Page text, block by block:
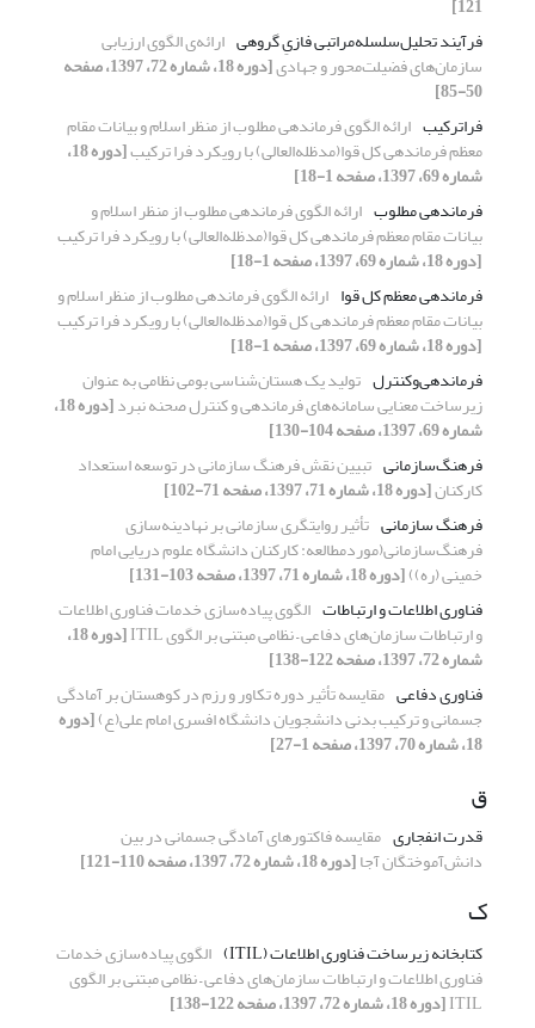
فرآیند تحلیل‌سلسله‌مراتبی فازیِ گروهی ارائه‌ی الگوی ارزیابی
سازمان‌های فضیلت‌محور و جهادی [دوره 18، شماره 72، 1397، صفحه
50-85]
فراترکیب ارائه الگوی فرماندهی مطلوب از منظر اسلام و بیانات مقام
معظم فرماندهی کل قوا(مدظله‌العالی) با رویکرد فرا ترکیب [دوره 18،
شماره 69، 1397، صفحه 1-18]
فرماندهی مطلوب ارائه الگوی فرماندهی مطلوب از منظر اسلام و
بیانات مقام معظم فرماندهی کل قوا(مدظله‌العالی) با رویکرد فرا ترکیب
[دوره 18، شماره 69، 1397، صفحه 1-18]
فرماندهی معظم کل قوا ارائه الگوی فرماندهی مطلوب از منظر اسلام و
بیانات مقام معظم فرماندهی کل قوا(مدظله‌العالی) با رویکرد فرا ترکیب
[دوره 18، شماره 69، 1397، صفحه 1-18]
فرماندهی‌وکنترل تولید یک هستان‌شناسی بومی نظامی به عنوان
زیرساخت معنایی سامانه‌های فرماندهی و کنترل صحنه نبرد [دوره 18،
شماره 69، 1397، صفحه 104-130]
فرهنگ‌سازمانی تبیین نقش فرهنگ سازمانی در توسعه استعداد
کارکنان[دوره 18، شماره 71، 1397، صفحه 71-102]
فرهنگ ‌سازمانی تأثیر روایتگری سازمانی بر نهادینه‌سازی
فرهنگ‌سازمانی(موردمطالعه: کارکنان دانشگاه علوم دریایی امام
خمینی (ره))[دوره 18، شماره 71، 1397، صفحه 103-131]
فناوری اطلاعات و ارتباطات الگوی پیاده‌سازی خدمات فناوری اطلاعات
و ارتباطات سازمان‌های دفاعی – نظامی مبتنی بر الگوی ITIL [دوره 18،
شماره 72، 1397، صفحه 122-138]
فناوری دفاعی مقایسه تأثیر دوره تکاور و رزم در کوهستان بر آمادگی
جسمانی و ترکیب بدنی دانشجویان دانشگاه افسرى امام على(ع)[دوره
18، شماره 70، 1397، صفحه 1-27]
ق
قدرت انفجاری مقایسه فاکتور‌های آمادگی جسمانی در بین
دانش‌آموختگان آجا[دوره 18، شماره 72، 1397، صفحه 110-121]
ک
کتابخانه زیرساخت فناوری اطلاعات (ITIL) الگوی پیاده‌سازی خدمات
فناوری اطلاعات و ارتباطات سازمان‌های دفاعی – نظامی مبتنی بر الگوی
ITIL[دوره 18، شماره 72، 1397، صفحه 122-138]